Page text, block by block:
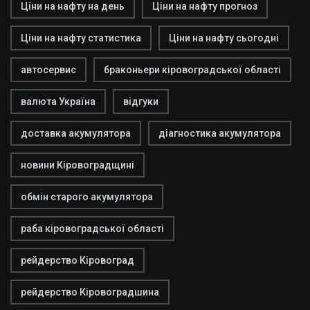
Ціни на нафту на день Ціни на нафту прогноз
Ціни на нафту статистика Ціни на нафту сьогодні
автосервис браконьери кіровоградської області
валюта Україна відгуки
доставка акумулятора діагностика акумулятора
новини Кіровоградщині
обмін старого акумулятора
раба кіровоградської області
рейдерство Кіровоград
рейдерство Кіровоградшина